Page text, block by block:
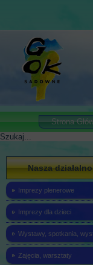
Strona
Szukaj
Nasza
Imprezy plenerowe
Imprezy dla dzieci
Wystawy, spotkania,
Zajęcia, warsztaty